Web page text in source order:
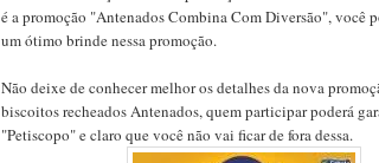
é a promoção "Antenados Combina Com Diversão", você
um ótimo brinde nessa promoção.
Não deixe de conhecer melhor os detalhes da nova
biscoitos recheados Antenados, quem participar poderá
"Petiscopo" e claro que você não vai ficar de fora dessa.